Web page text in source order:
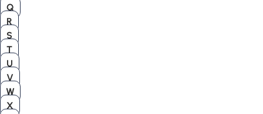
Q
R
S
T
U
V
W
X